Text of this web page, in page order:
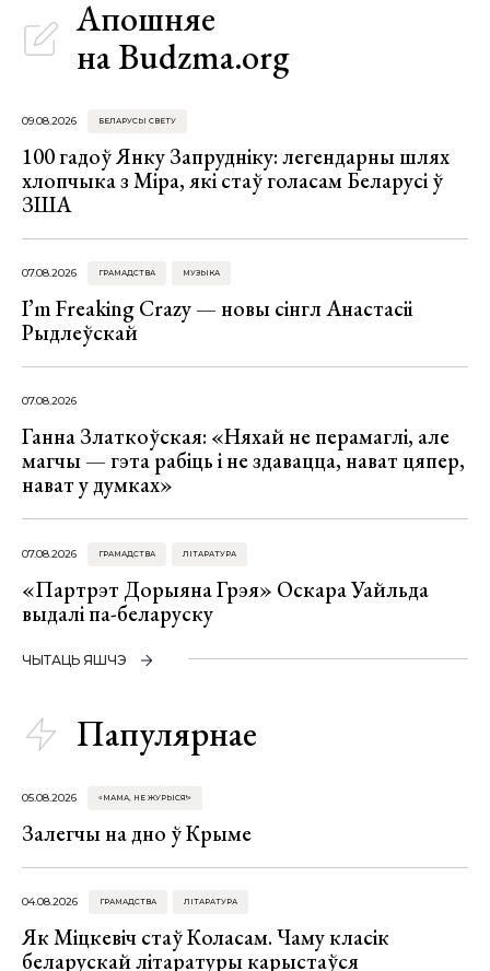
Апошняе
на Budzma.org
09.08.2026 БЕЛАРУСЫ СВЕТУ
100 гадоў Янку Запрудніку: легендарны шлях
хлопчыка з Міра, які стаў голасам Беларусі ў
ЗША
07.08.2026 ГРАМАДСТВА МУЗЫКА
I’m Freaking Crazy — новы сінгл Анастасіі
Рыдлеўскай
07.08.2026
Ганна Златкоўская: «Няхай не перамаглі, але
магчы — гэта рабіць і не здавацца, нават цяпер,
нават у думках»
07.08.2026 ГРАМАДСТВА ЛІТАРАТУРА
«Партрэт Дорыяна Грэя» Оскара Уайльда
выдалі па-беларуску
ЧЫТАЦЬ ЯШЧЭ
Папулярнае
05.08.2026 «МАМА, НЕ ЖУРЫСЯ!»
Залегчы на дно ў Крыме
04.08.2026 ГРАМАДСТВА ЛІТАРАТУРА
Як Міцкевіч стаў Коласам. Чаму класік
беларускай літаратуры карыстаўся